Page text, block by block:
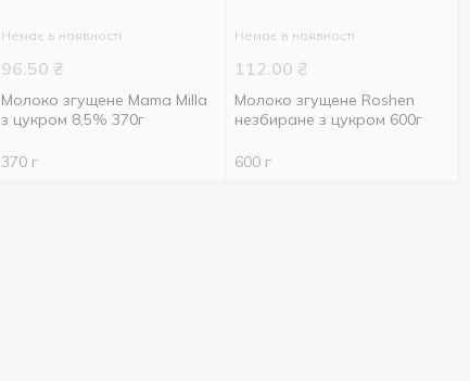
Немає в наявності
96.50 ₴
Молоко згущене Mama Milla
з цукром 8,5% 370г
370 г
Немає в наявності
112.00 ₴
Молоко згущене Roshen
незбиране з цукром 600г
600 г